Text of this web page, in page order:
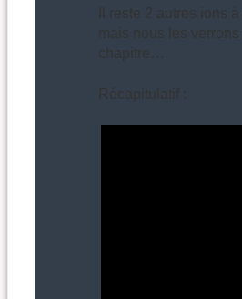
Il reste 2 autres ions
mais nous les verrons
chapitre…
Récapitulatif :